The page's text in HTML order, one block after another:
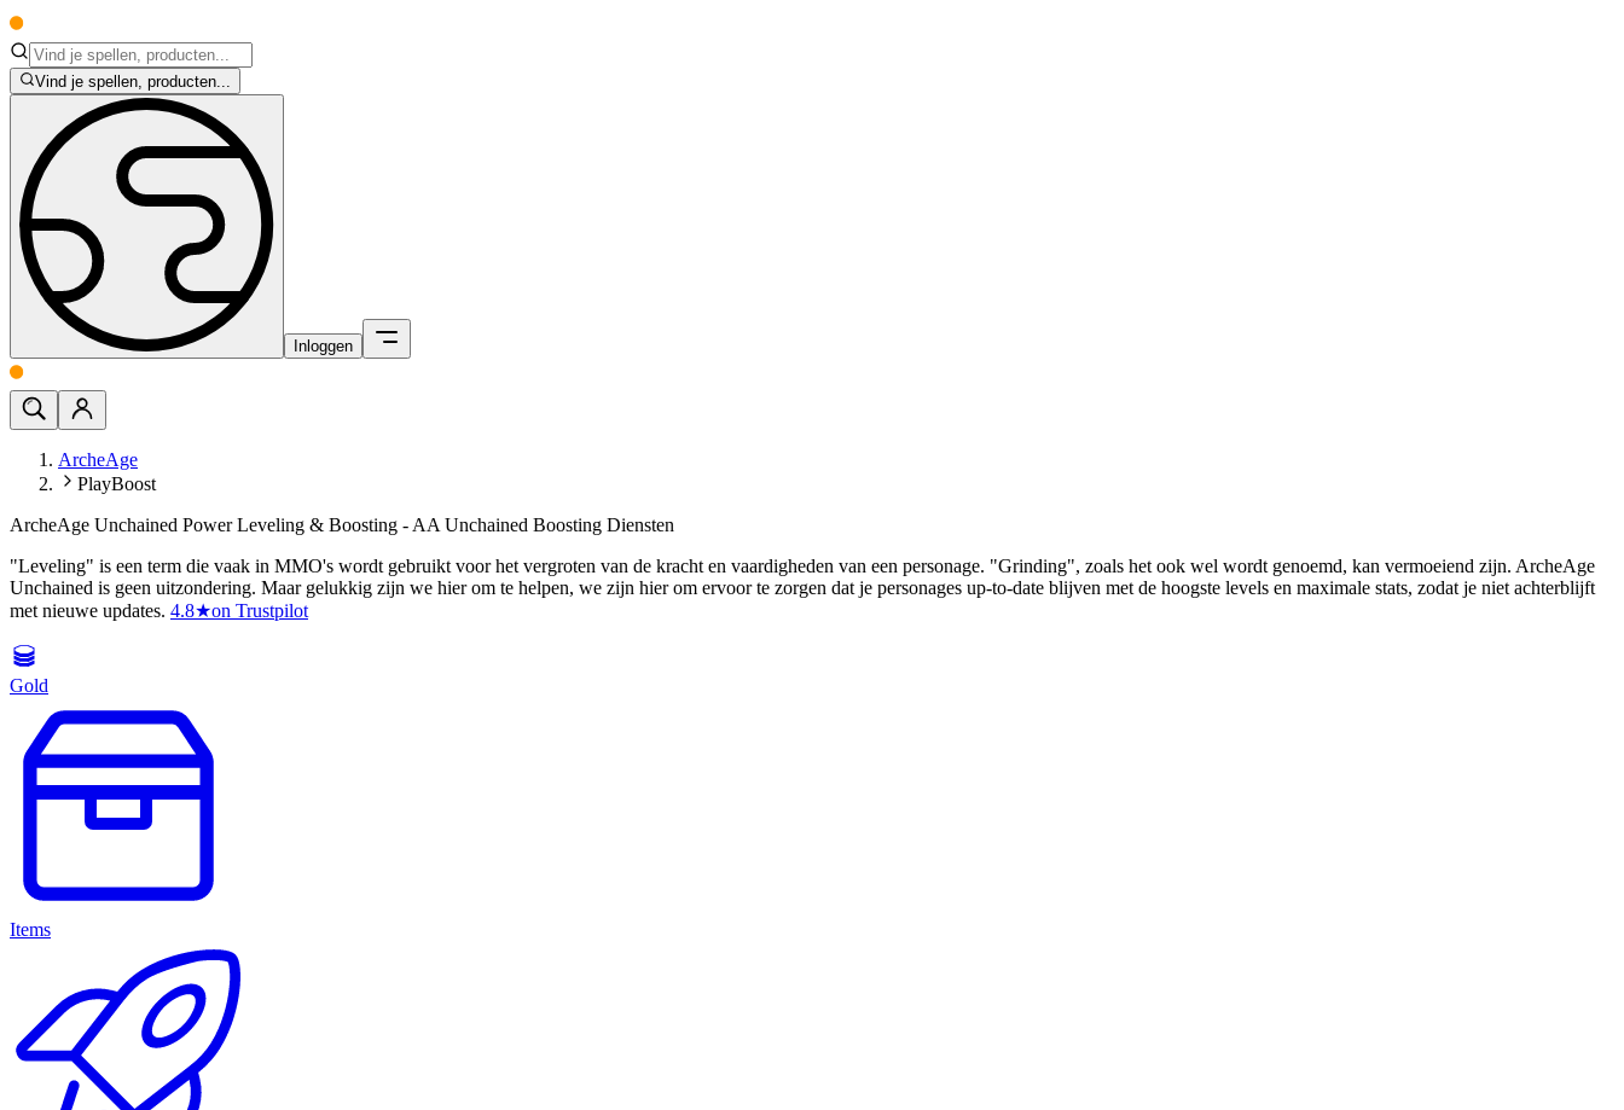
Vind je spellen, producten...
Inloggen
ArcheAge
PlayBoost
ArcheAge Unchained Power Leveling & Boosting - AA Unchained Boosting Diensten
"Leveling" is een term die vaak in MMO's wordt gebruikt voor het vergroten van de kracht en vaardigheden van een personage. "Grinding", zoals het ook wel wordt genoemd, kan vermoeiend zijn. ArcheAge
Unchained is geen uitzondering. Maar gelukkig zijn we hier om te helpen, we zijn hier om ervoor te zorgen dat je personages up-to-date blijven met de hoogste levels en maximale stats, zodat je niet achterblijft
met nieuwe updates. 4.8★on Trustpilot
Gold
Items